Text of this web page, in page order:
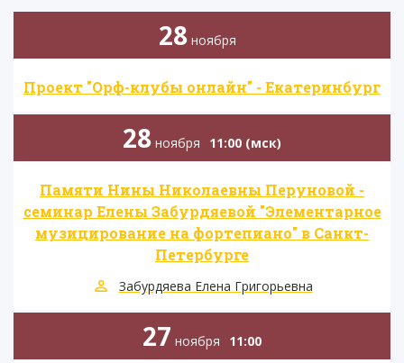
28 ноября
Проект "Орф-клубы онлайн" - Екатеринбург
28 ноября 11:00 (мск)
Памяти Нины Николаевны Перуновой -
семинар Елены Забурдяевой "Элементарное
музицирование на фортепиано" в Санкт-
Петербурге
Забурдяева Елена Григорьевна
27 ноября 11:00